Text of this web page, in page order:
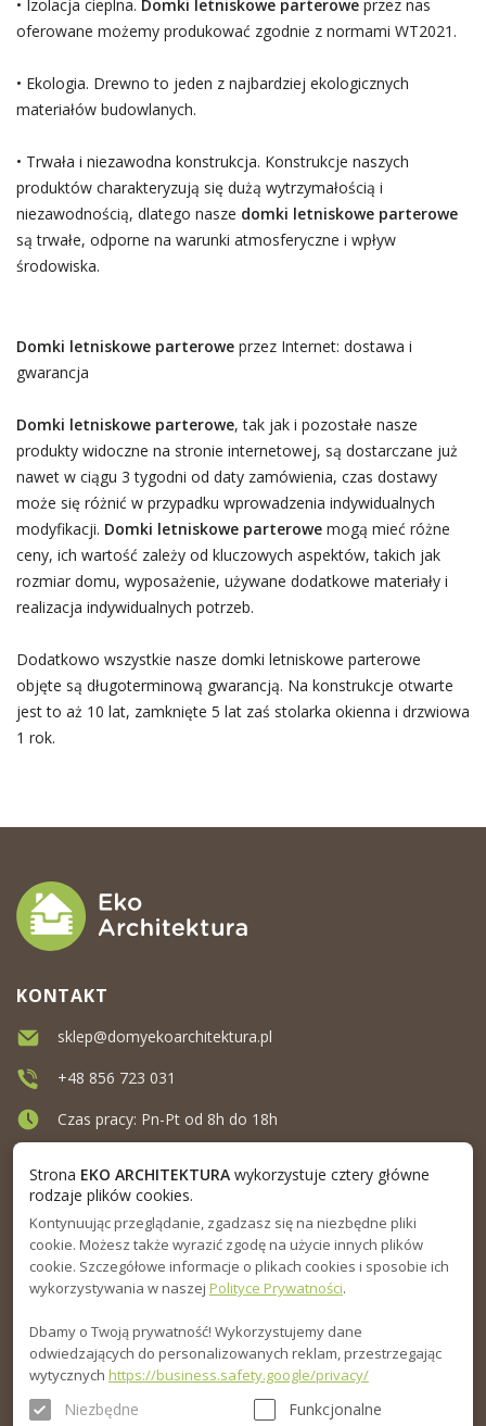
• Izolacja cieplna. Domki letniskowe parteroweprzez nas
oferowane możemy produkować zgodnie z normami WT2021.
• Ekologia. Drewno to jeden z najbardziej ekologicznych
materiałów budowlanych.
• Trwała i niezawodna konstrukcja. Konstrukcje naszych
produktów charakteryzują się dużą wytrzymałością i
niezawodnością, dlatego nasze domki letniskowe parterowe
są trwałe, odporne na warunki atmosferyczne i wpływ
środowiska.
Domki letniskowe parteroweprzez Internet: dostawa i
gwarancja
Domki letniskowe parterowe, tak jak i pozostałe nasze
produkty widoczne na stronie internetowej, są dostarczane już
nawet w ciągu 3 tygodni od daty zamówienia, czas dostawy
może się różnić w przypadku wprowadzenia indywidualnych
modyfikacji. Domki letniskowe parterowe mogą mieć różne
ceny, ich wartość zależy od kluczowych aspektów, takich jak
rozmiar domu, wyposażenie, używane dodatkowe materiały i
realizacja indywidualnych potrzeb.
Dodatkowo wszystkie nasze domki letniskowe parterowe
objęte są długoterminową gwarancją. Na konstrukcje otwarte
jest to aż 10 lat, zamknięte 5 lat zaś stolarka okienna i drzwiowa
1 rok.
MENU
INFORMACJA
PORADNIK
KONTAKT
sklep@domyekoarchitektura.pl
+48 856 723 031
Czas pracy: Pn-Pt od 8h do 18h
Strona EKO ARCHITEKTURAwykorzystuje cztery główne
rodzaje plików cookies.
Kontynuując przeglądanie, zgadzasz się na niezbędne pliki
cookie. Możesz także wyrazić zgodę na użycie innych plików
cookie. Szczegółowe informacje o plikach cookies i sposobie ich
wykorzystywania w naszej Polityce Prywatności.
Dbamy o Twoją prywatność! Wykorzystujemy dane
odwiedzających do personalizowanych reklam, przestrzegając
wytycznych https://business.safety.google/privacy/
Niezbędne Funkcjonalne